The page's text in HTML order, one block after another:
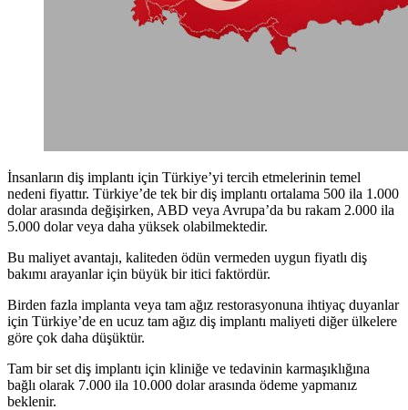
İnsanların diş implantı için Türkiye’yi tercih etmelerinin temel
nedeni fiyattır. Türkiye’de tek bir diş implantı ortalama 500 ila 1.000
dolar arasında değişirken, ABD veya Avrupa’da bu rakam 2.000 ila
5.000 dolar veya daha yüksek olabilmektedir.
Bu maliyet avantajı, kaliteden ödün vermeden uygun fiyatlı diş
bakımı arayanlar için büyük bir itici faktördür.
Birden fazla implanta veya tam ağız restorasyonuna ihtiyaç duyanlar
için Türkiye’de en ucuz tam ağız diş implantı maliyeti diğer ülkelere
göre çok daha düşüktür.
Tam bir set diş implantı için kliniğe ve tedavinin karmaşıklığına
bağlı olarak 7.000 ila 10.000 dolar arasında ödeme yapmanız
beklenir.